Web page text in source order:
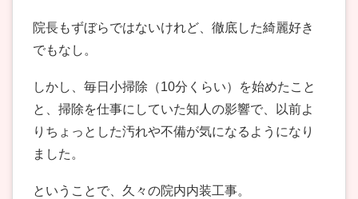
院長もずぼらではないけれど、徹底した綺麗好き
でもなし。
しかし、毎日小掃除（10分くらい）を始めたこと
と、掃除を仕事にしていた知人の影響で、以前よ
りちょっとした汚れや不備が気になるようになり
ました。
ということで、久々の院内内装工事。